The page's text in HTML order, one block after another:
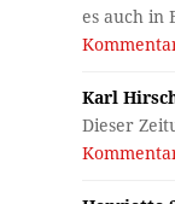
es auch in
Karl
Dieser